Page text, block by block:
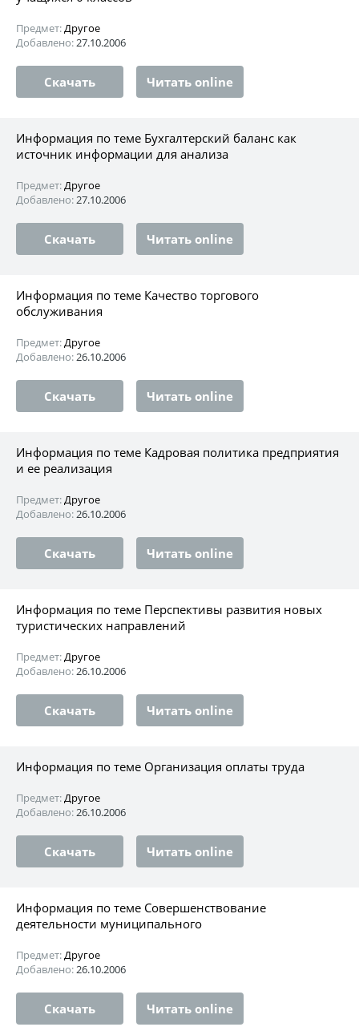
Предмет:Другое
Добавлено:27.10.2006
Скачать Читать online
Информация по теме Бухгалтерский баланс как
источник информации для анализа
Предмет:Другое
Добавлено:27.10.2006
Скачать Читать online
Информация по теме Качество торгового
обслуживaния
Предмет:Другое
Добавлено:26.10.2006
Скачать Читать online
Информация по теме Кадровая политика предприятия
и ее реализация
Предмет:Другое
Добавлено:26.10.2006
Скачать Читать online
Информация по теме Перспективы развития новых
туристических направлений
Предмет:Другое
Добавлено:26.10.2006
Скачать Читать online
Информация по теме Организация оплаты труда
Предмет:Другое
Добавлено:26.10.2006
Скачать Читать online
Информация по теме Совершенствование
деятельности муниципального
Предмет:Другое
Добавлено:26.10.2006
Скачать Читать online